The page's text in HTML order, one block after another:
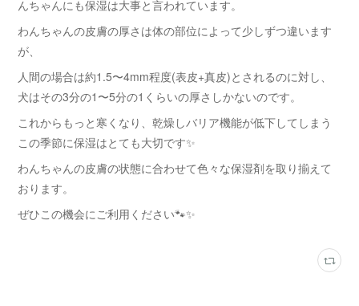
んちゃんにも保湿は大事と言われています。
わんちゃんの皮膚の厚さは体の部位によって少しずつ違います
が、
人間の場合は約1.5〜4mm程度(表皮+真皮)とされるのに対し、
犬はその3分の1〜5分の1くらいの厚さしかないのです。
これからもっと寒くなり、乾燥しバリア機能が低下してしまう
この季節に保湿はとても大切です✨
わんちゃんの皮膚の状態に合わせて色々な保湿剤を取り揃えて
おります。
ぜひこの機会にご利用ください🐾✨